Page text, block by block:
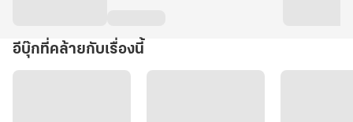
อีบุ๊กที่คล้ายกับเรื่องนี้